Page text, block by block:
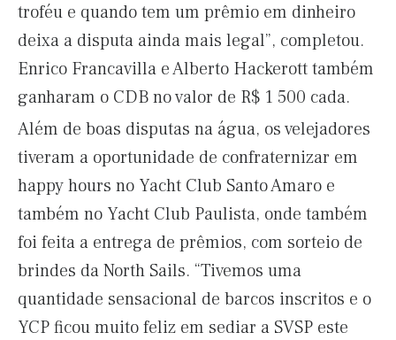
troféu e quando tem um prêmio em dinheiro
deixa a disputa ainda mais legal”, completou.
Enrico Francavilla e Alberto Hackerott também
ganharam o CDB no valor de R$ 1 500 cada.
Além de boas disputas na água, os velejadores
tiveram a oportunidade de confraternizar em
happy hours no Yacht Club Santo Amaro e
também no Yacht Club Paulista, onde também
foi feita a entrega de prêmios, com sorteio de
brindes da North Sails. “Tivemos uma
quantidade sensacional de barcos inscritos e o
YCP ficou muito feliz em sediar a SVSP este